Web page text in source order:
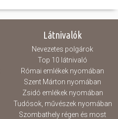
Látnivalók
Nevezetes polgárok
Top 10 látnivaló
Római emlékek nyomában
Szent Márton nyomában
Zsidó emlékek nyomában
Tudósok, művészek nyomában
Szombathely régen és most